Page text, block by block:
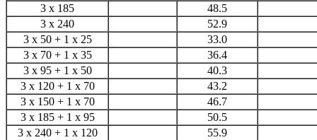
3 х 185
48.5
3 х 240
52.9
3 х 50 + 1 x 25
33.0
3 х 70 + 1 x 35
36.4
3 х 95 + 1 x 50
40.3
3 х 120 + 1 х 70
43.2
3 x 150 + 1 х 70
46.7
3 х 185 + 1 х 95
50.5
3 х 240 + 1 х 120
55.9